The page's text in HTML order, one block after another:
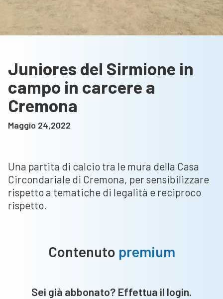
Juniores del Sirmione in
campo in carcere a
Cremona
Maggio 24,2022
Una partita di calcio tra le mura della Casa
Circondariale di Cremona, per sensibilizzare
rispetto a tematiche di legalità e reciproco
rispetto.
Contenuto premium
Sei già abbonato? Effettua il login.